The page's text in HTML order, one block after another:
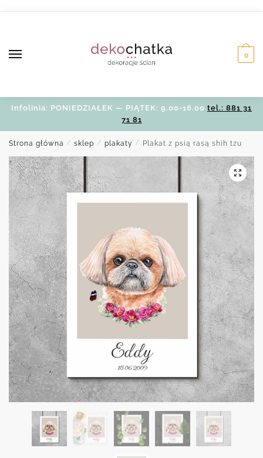
0
Infolinia: PONIEDZIAŁEK — PIĄTEK: 9.00-16.00 tel.: 881 31
71 81
Strona główna / sklep / plakaty / Plakat z psią rasą shih tzu